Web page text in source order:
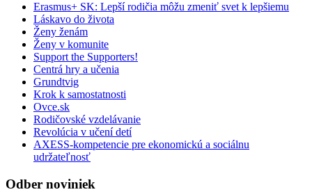
Erasmus+ SK: Lepší rodičia môžu zmeniť svet k lepšiemu
Láskavo do života
Ženy ženám
Ženy v komunite
Support the Supporters!
Centrá hry a učenia
Grundtvig
Krok k samostatnosti
Ovce.sk
Rodičovské vzdelávanie
Revolúcia v učení detí
AXESS-kompetencie pre ekonomickú a sociálnu
udržateľnosť
Odber noviniek